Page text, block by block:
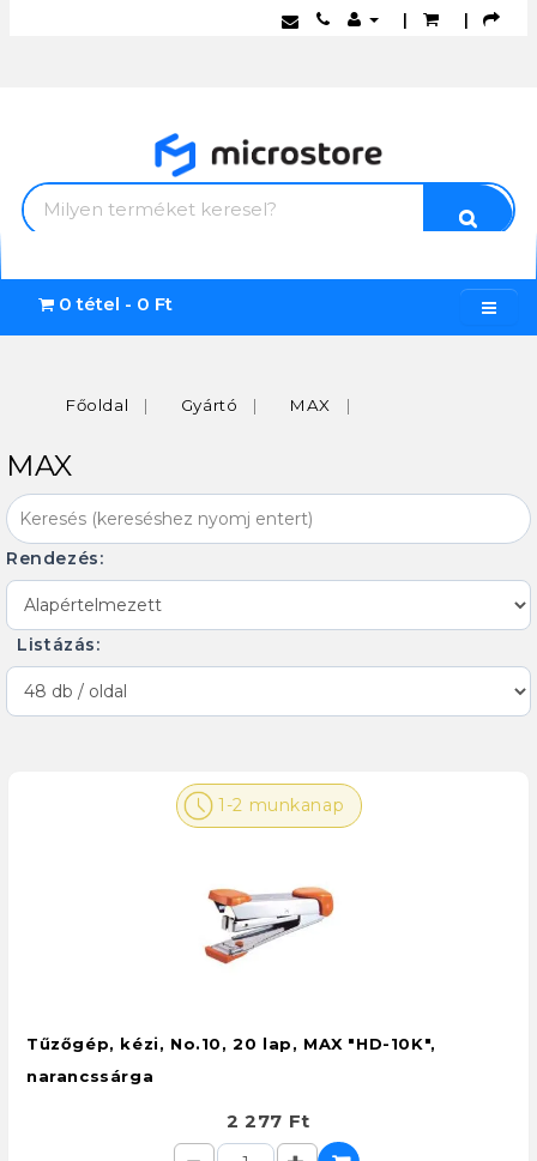
| |
0 tétel - 0 Ft
Főoldal Gyártó MAX
MAX
Rendezés:
Listázás:
1-2 munkanap
Tűzőgép, kézi, No.10, 20 lap, MAX "HD-10K",
narancssárga
2 277 Ft